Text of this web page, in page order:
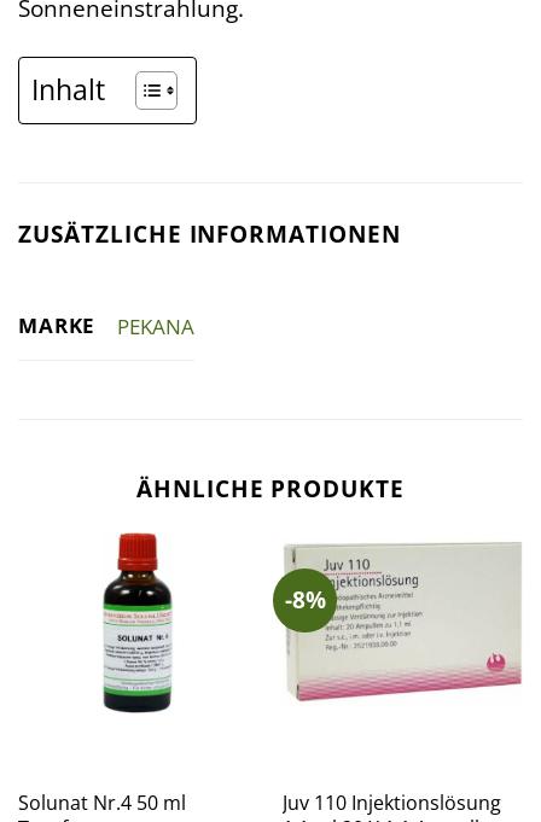
Sonneneinstrahlung.
Inhalt
ZUSÄTZLICHE INFORMATIONEN
MARKE PEKANA
ÄHNLICHE PRODUKTE
Solunat Nr.4 50 ml
-8%
Juv 110 Injektionslösung